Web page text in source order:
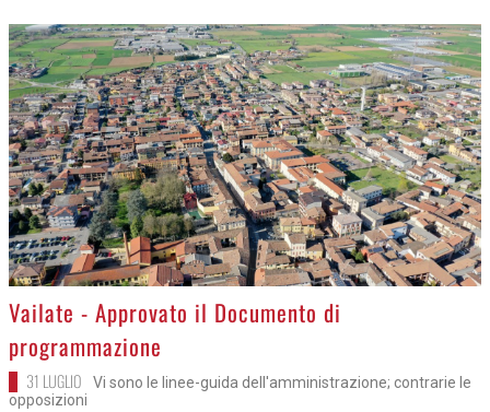
>
Vailate - Approvato il Documento di
programmazione
31 LUGLIO
Vi sono le linee-guida dell'amministrazione; contrarie le
opposizioni